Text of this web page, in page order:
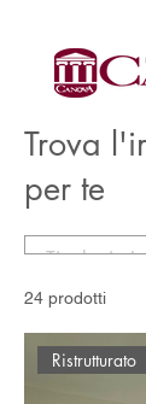
Trova
per te
24 prodotti
Ristrutturato